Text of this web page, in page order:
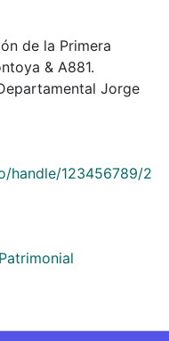
de la Primera
& A881.
Jorge
handle/123456789/2